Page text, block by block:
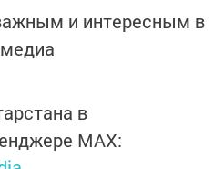
и интересным в
в
MАХ: